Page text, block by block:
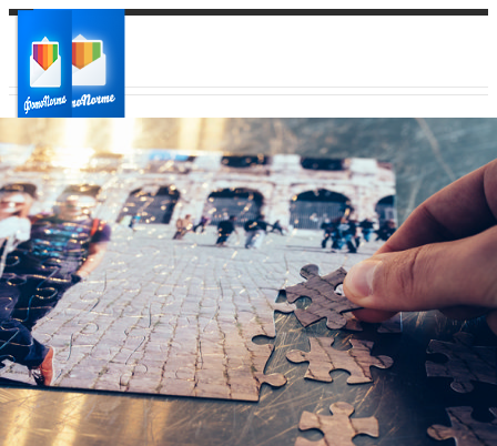
Ваш город:
Ваш регион доставки
Выберите из списка: